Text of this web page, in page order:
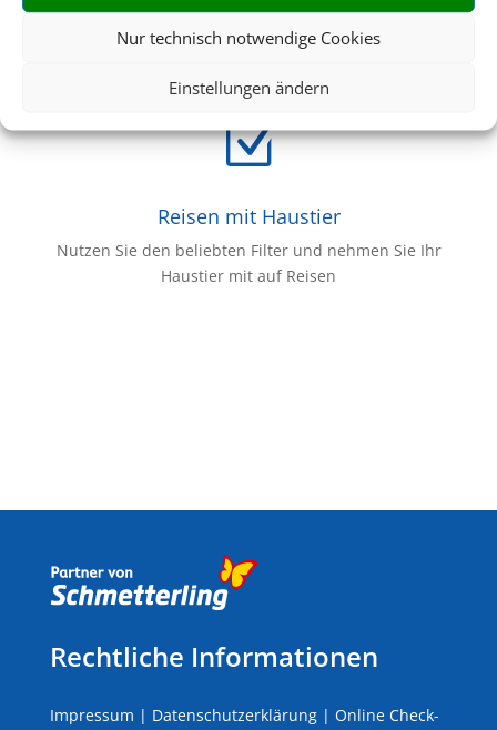
Nur technisch notwendige Cookies
Einstellungen ändern
Einfach und schnell
Z
Reisen mit Haustier
Nutzen Sie den beliebten Filter und nehmen Sie Ihr
Haustier mit auf Reisen
Rechtliche Informationen
Impressum | Datenschutzerklärung| Online Check-